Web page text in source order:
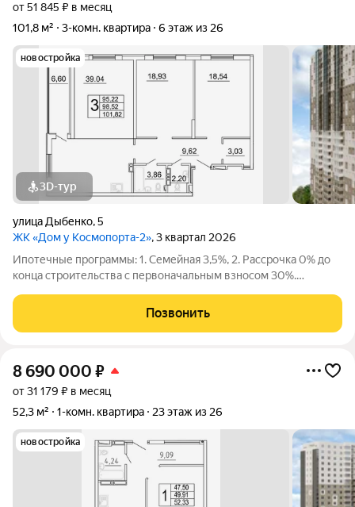
от 51 845 ₽ в месяц
101,8 м²
3-комн. квартира 6 этаж из 26
новостройка
3D-тур
улица Дыбенко,5
ЖК «Дом у Космопорта-2», 3 квартал 2026
Ипотечные программы: 1. Семейная 3,5%, 2. Рассрочка 0% до
конца строительства с первоначальным взносом 30%.
комплексе «Дом у Космопорта 2»;. ЖК «Дом у Космопорта 2»
располагается в географическом
Позвонить
8 690 000 ₽
от 31 179 ₽ в месяц
52,3 м²
1-комн. квартира 23 этаж из 26
новостройка